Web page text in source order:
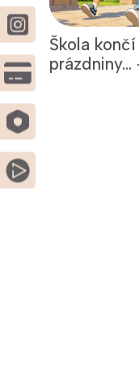
Škola
prázdniny...